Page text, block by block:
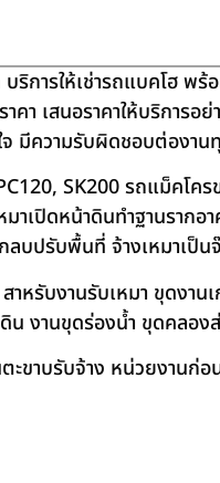
ริการให้เช่ารถแบคโฮ พร้
คา เสนอราคาให้บริการ
มีความรับผิดชอบต่องาน
SK200 รถแม็คโ
มาเปิดหน้าดินทำฐานราก
บปรับพื้นที่ จ้างเหมาเป็นจ๊
าหรับงานรับเหมา ขุดงา
น งานขุดร่องน้ำ ขุดคลอง
ขาบรับจ้าง หน่วยงานก่อ